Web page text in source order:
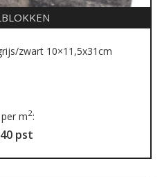
zwart 10×11,5x31cm
m2:
pst